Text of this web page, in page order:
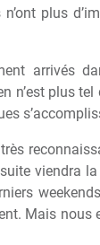
plus
arrivés
n’est plus
ès
viendra
Mais nous